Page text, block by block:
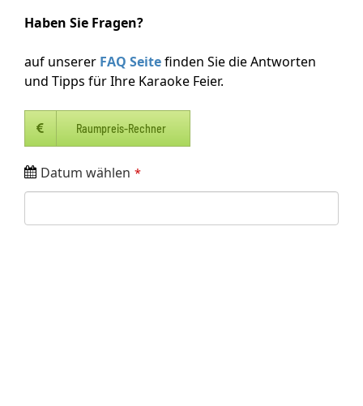
Haben Sie Fragen?
auf unserer FAQ Seitefinden Sie die Antworten
und Tipps für Ihre Karaoke Feier.
Raumpreis-Rechner
Datum wählen *